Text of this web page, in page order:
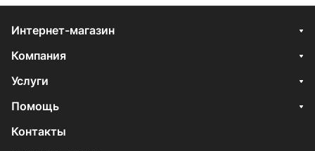
Интернет-магазин
Компания
Услуги
Помощь
Контакты